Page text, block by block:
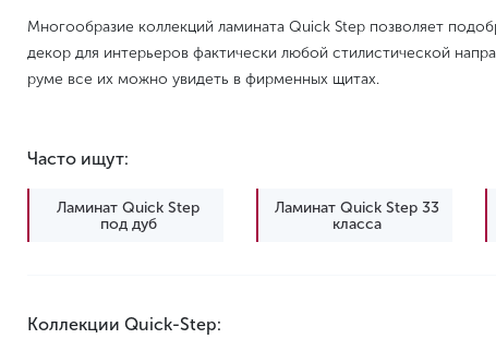
Многообразие коллекций ламината Quick Step позволяет
декор для интерьеров фактически любой стилистической
руме все их можно увидеть в фирменных щитах.
Часто ищут:
Ламинат Quick Step
под дуб
Ламинат Quick Step 33
класса
Водостойкий ламинат
Коллекции Quick-Step: